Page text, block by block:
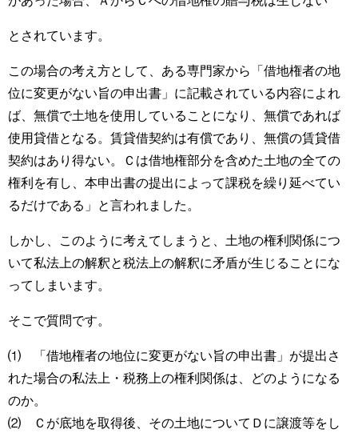
とされています。
この場合の考え方として、ある専門家から「借地権者の地
位に変更がない旨の申出書」に記載されている内容によれ
ば、無償で土地を使用していることになり、無償であれば
使用貸借となる。賃貸借契約は有償であり、無償の賃貸借
契約はあり得ない。Ｃは借地権部分を含めた土地の全ての
権利を有し、本申出書の提出によって課税を繰り延べてい
るだけである」と言われました。
しかし、このように考えてしまうと、土地の権利関係につ
いて私法上の解釈と税法上の解釈に矛盾が生じることにな
ってしまいます。
そこで質問です。
⑴ 「借地権者の地位に変更がない旨の申出書」が提出さ
れた場合の私法上・税務上の権利関係は、どのようになる
のか。
⑵ Ｃが底地を取得後、その土地についてＤに譲渡等をし